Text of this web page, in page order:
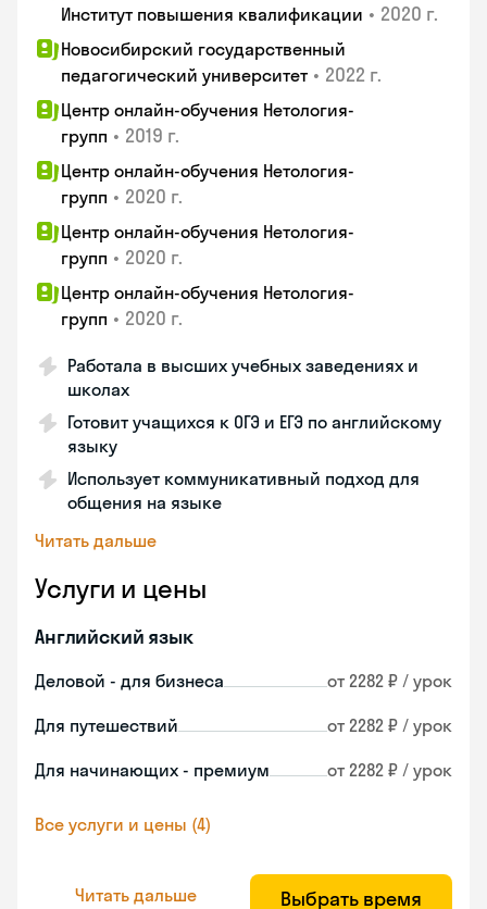
Институт повышения квалификации • 2020 г.
Новосибирский государственный
педагогический университет • 2022 г.
Центр онлайн-обучения Нетология-
групп • 2019 г.
Центр онлайн-обучения Нетология-
групп • 2020 г.
Центр онлайн-обучения Нетология-
групп • 2020 г.
Центр онлайн-обучения Нетология-
групп • 2020 г.
Работала в высших учебных заведениях и
школах
Готовит учащихся к ОГЭ и ЕГЭ по английскому
языку
Использует коммуникативный подход для
общения на языке
Читать дальше
Услуги и цены
Английский язык
Деловой - для бизнеса от 2282 ₽ / урок
Для путешествий от 2282 ₽ / урок
Для начинающих - премиум от 2282 ₽ / урок
Все услуги и цены (4)
Читать дальше Выбрать время